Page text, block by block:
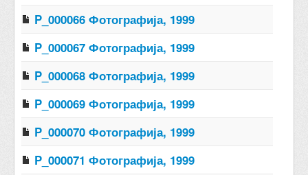
P_000066 Фотографија, 1999
P_000067 Фотографија, 1999
P_000068 Фотографија, 1999
P_000069 Фотографија, 1999
P_000070 Фотографија, 1999
P_000071 Фотографија, 1999